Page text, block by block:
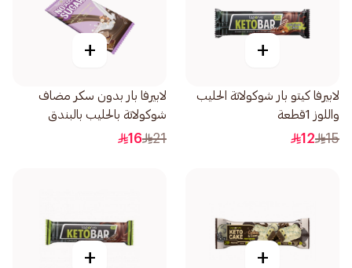
+
لابيرفا كيتو بار شوكولاتة الحليب
واللوز 1قطعة
15
12
+
لابيرفا بار بدون سكر مضاف
شوكولاتة بالحليب بالبندق
85جرام
21
16
+
+